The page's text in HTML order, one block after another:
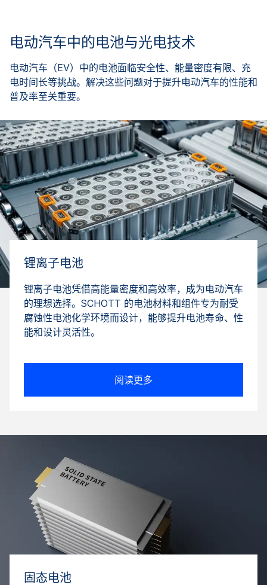
电动汽车中的电池与光电技术
电动汽车（EV）中的电池面临安全性、能量密度有限、充
电时间长等挑战。解决这些问题对于提升电动汽车的性能和
普及率至关重要。
锂离子电池
锂离子电池凭借高能量密度和高效率，成为电动汽车
的理想选择。SCHOTT 的电池材料和组件专为耐受
腐蚀性电池化学环境而设计，能够提升电池寿命、性
能和设计灵活性。
阅读更多
固态电池